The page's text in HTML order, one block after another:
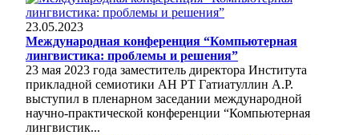
23.05.2023
Международная конференция “Компьютерная
лингвистика: проблемы и решения”
23 мая 2023 года заместитель директора Института
прикладной семиотики АН РТ Гатиатуллин А.Р.
выступил в пленарном заседании международной
научно-практической конференции “Компьютерная
лингвистик...